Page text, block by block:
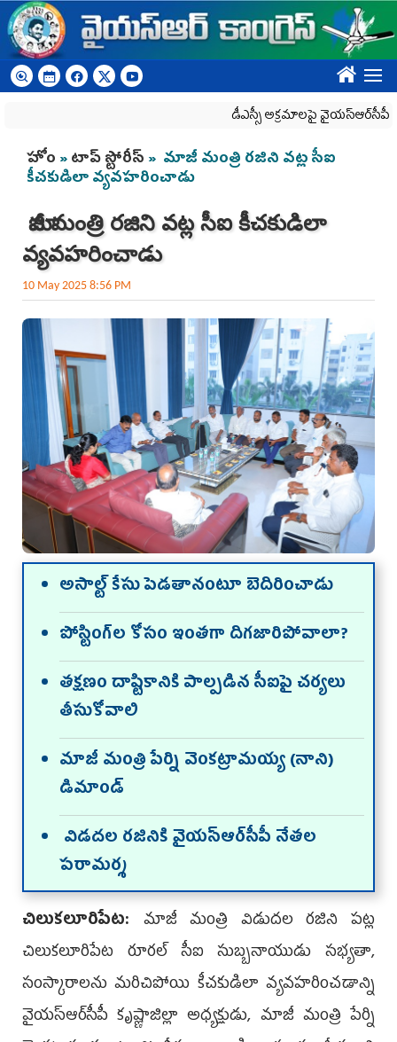
Skip to main content
????
డీఎస్సీ అక్రమాలపై వైయ‌స్ఆర్‌సీపీ ర్యాలీలకు
You are here
హోం »టాప్ స్టోరీస్ » మాజీ మంత్రి రజిని వట్ల సీఐ
కీచకుడిలా వ్యవహరించాడు
మాజీ మంత్రి రజిని వట్ల సీఐ కీచకుడిలా
వ్యవహరించాడు
10 May 2025 8:56 PM
అసాల్ట్ కేసు పెడతానంటూ బెదిరించాడు
పోస్టింగ్‌ల కోసం ఇంతగా దిగజారిపోవాలా?
తక్షణం దాష్టికానికి పాల్పడిన సీఐపై చర్యలు
తీసుకోవాలి
మాజీ మంత్రి పేర్ని వెంకట్రామయ్య (నాని)
డిమాండ్
విడదల రజినికి వైయ‌స్ఆర్‌సీపీ నేత‌ల
ప‌రామ‌ర్శ‌
చిలుకలూరిపేట: మాజీ మంత్రి విడుదల రజిని పట్ల
చిలుకలూరిపేట రూరల్ సీఐ సుబ్బనాయుడు సభ్యతా,
సంస్కారాలను మరిచిపోయి కీచకుడిలా వ్యవహరించడాన్ని
వైయస్ఆర్‌సీపీ కృష్ణాజిల్లా అధ్యక్షుడు, మాజీ మంత్రి పేర్ని